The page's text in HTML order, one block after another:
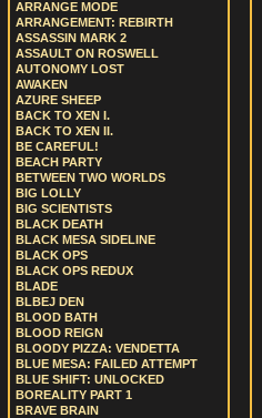
ARRANGE MODE
ARRANGEMENT: REBIRTH
ASSASSIN MARK 2
ASSAULT ON ROSWELL
AUTONOMY LOST
AWAKEN
AZURE SHEEP
BACK TO XEN I.
BACK TO XEN II.
BE CAREFUL!
BEACH PARTY
BETWEEN TWO WORLDS
BIG LOLLY
BIG SCIENTISTS
BLACK DEATH
BLACK MESA SIDELINE
BLACK OPS
BLACK OPS REDUX
BLADE
BLBEJ DEN
BLOOD BATH
BLOOD REIGN
BLOODY PIZZA: VENDETTA
BLUE MESA: FAILED ATTEMPT
BLUE SHIFT: UNLOCKED
BOREALITY PART 1
BRAVE BRAIN